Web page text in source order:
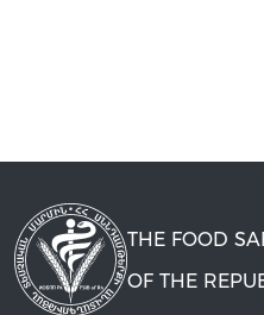
THE FOOD
OF THE